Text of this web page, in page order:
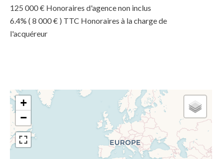
125 000 € Honoraires d'agence non inclus
6.4% ( 8 000 € ) TTC Honoraires à la charge de
l'acquéreur
+
−